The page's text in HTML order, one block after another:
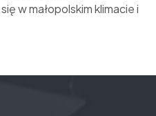
w małopolskim klimacie i